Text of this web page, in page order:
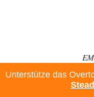
Theo Noestontovor 58
Die Macht der KI-Besitzer
@DIRTY OPERATING
wir uns auf den aktuellen
Unterstütze das